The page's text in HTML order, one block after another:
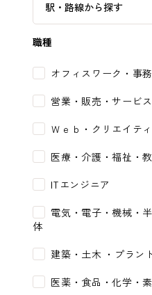
駅・路線から探す
職種
オフィスワーク・事務
営業・販売・サービス
Ｗｅｂ・クリエイテ
医療・介護・福祉・
ITエンジニア
電気・電子・機械・
体
建築・土木 ・プラン
医薬・食品・化学・